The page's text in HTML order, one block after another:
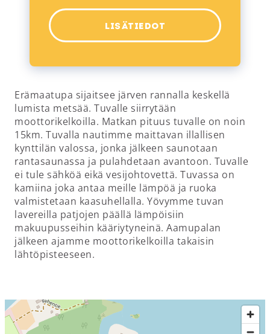
LISÄTIEDOT
Erämaatupa sijaitsee järven rannalla keskellä
lumista metsää. Tuvalle siirrytään
moottorikelkoilla. Matkan pituus tuvalle on noin
15km. Tuvalla nautimme maittavan illallisen
kynttilän valossa, jonka jälkeen saunotaan
rantasaunassa ja pulahdetaan avantoon. Tuvalle
ei tule sähköä eikä vesijohtovettä. Tuvassa on
kamiina joka antaa meille lämpöä ja ruoka
valmistetaan kaasuhellalla. Yövymme tuvan
lavereilla patjojen päällä lämpöisiin
makuupusseihin kääriytyneinä. Aamupalan
jälkeen ajamme moottorikelkoilla takaisin
lähtöpisteeseen.